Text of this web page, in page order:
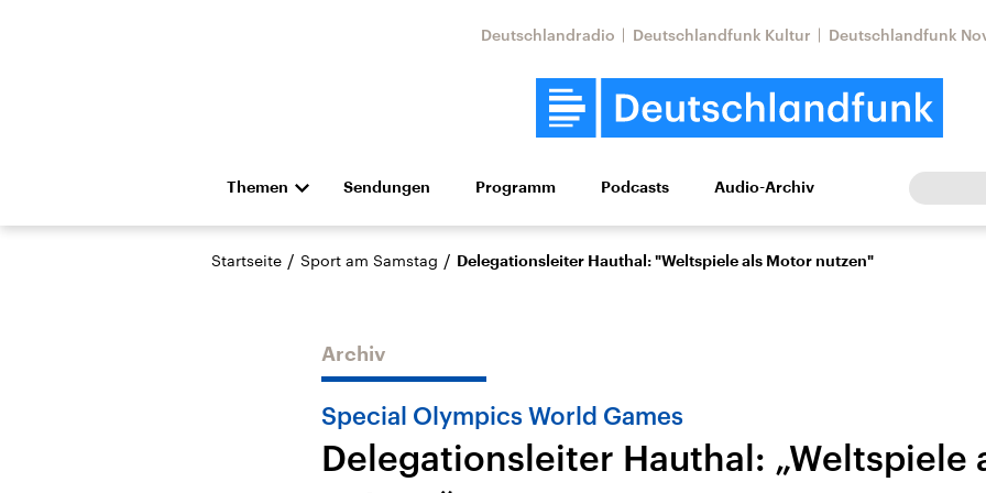
Deutschlandradio Deutschlandfunk Kultur Deutschlandfunk
Themen
Die Nachrichten Politik Wirtschaft Wissen Kultur Europa
Hörspiel und Feature Musik
Landtagswahl Sachsen-
USA
Nahostkonflikt
Iran
Aktuelle Lage und
Sendungen Programm Podcasts Audio-Archiv
Startseite / Sport am Samstag / Delegationsleiter Hauthal: "Weltspiele als Motor nutzen"
Archiv
Special Olympics World Games
Delegationsleiter Hauthal: „Weltspiele